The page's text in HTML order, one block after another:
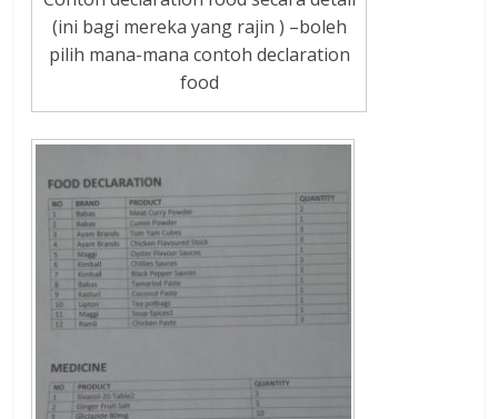
(ini bagi mereka yang rajin ) –boleh
pilih mana-mana contoh declaration
food